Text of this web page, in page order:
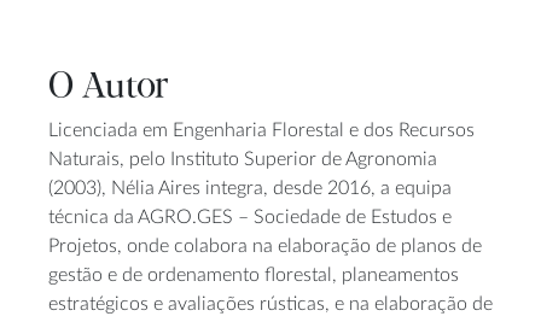
O Autor
Licenciada em Engenharia Florestal e dos Recursos
Naturais, pelo Instituto Superior de Agronomia
(2003), Nélia Aires integra, desde 2016, a equipa
técnica da AGRO.GES – Sociedade de Estudos e
Projetos, onde colabora na elaboração de planos de
gestão e de ordenamento florestal, planeamentos
estratégicos e avaliações rústicas, e na elaboração de